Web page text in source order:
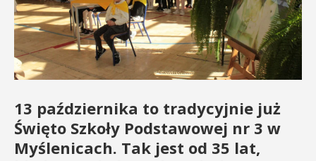
13 października to tradycyjnie już
Święto Szkoły Podstawowej nr 3 w
Myślenicach. Tak jest od 35 lat,